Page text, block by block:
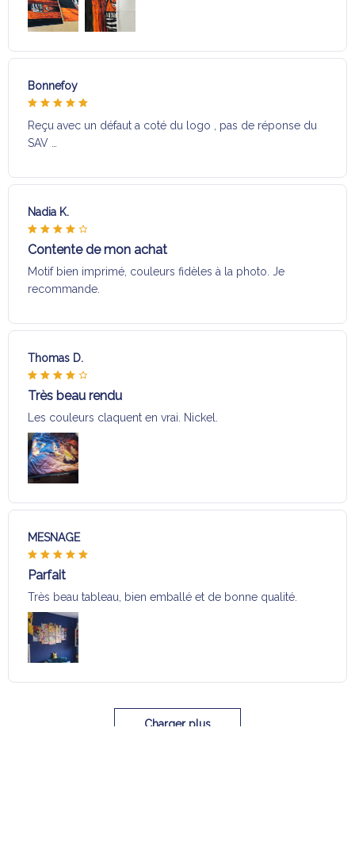
Bonnefoy
Reçu avec un défaut a coté du logo , pas de réponse du
SAV …
Nadia K.
Contente de mon achat
Motif bien imprimé, couleurs fidèles à la photo. Je
recommande.
Thomas D.
Très beau rendu
Les couleurs claquent en vrai. Nickel.
MESNAGE
Parfait
Très beau tableau, bien emballé et de bonne qualité.
Charger plus